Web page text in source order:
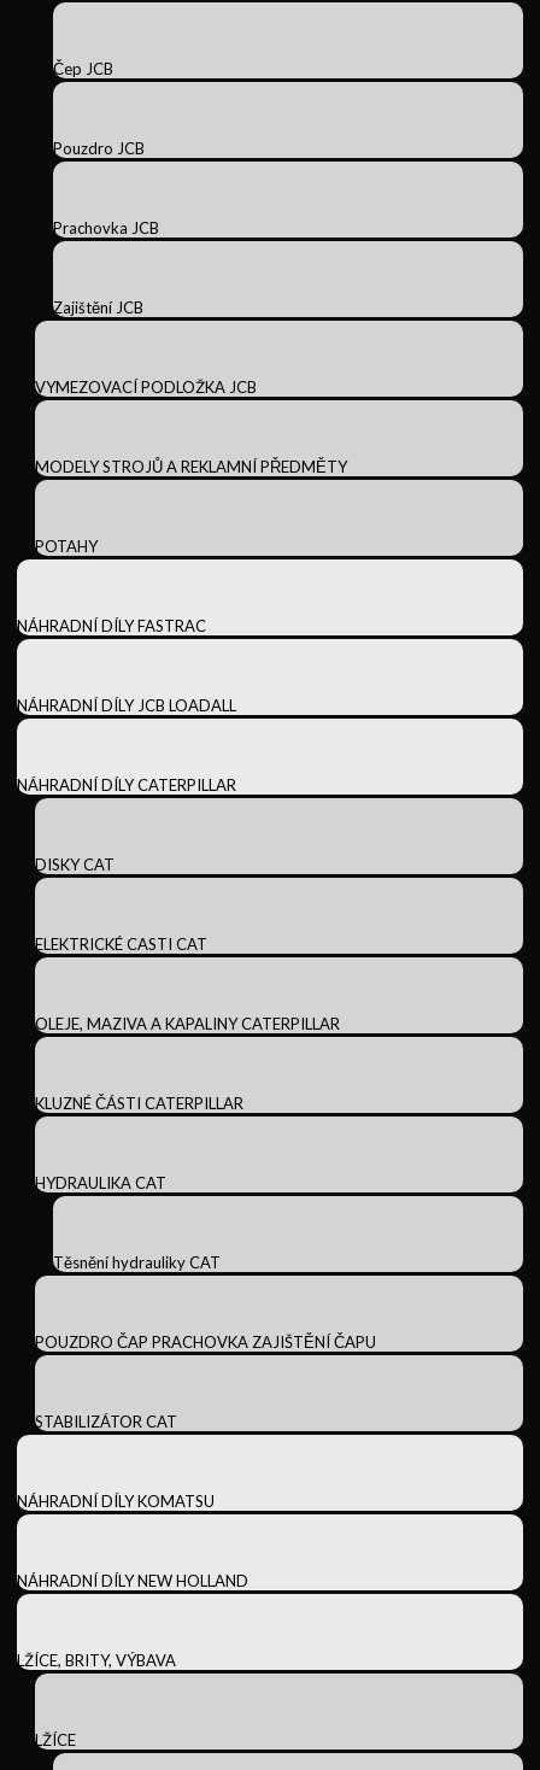
Čep JCB
Pouzdro JCB
Prachovka JCB
Zajištění JCB
VYMEZOVACÍ PODLOŽKA JCB
MODELY STROJŮ A REKLAMNÍ PŘEDMĚTY
POTAHY
NÁHRADNÍ DÍLY FASTRAC
NÁHRADNÍ DÍLY JCB LOADALL
NÁHRADNÍ DÍLY CATERPILLAR
DISKY CAT
ELEKTRICKÉ CASTI CAT
OLEJE, MAZIVA A KAPALINY CATERPILLAR
KLUZNÉ ČÁSTI CATERPILLAR
HYDRAULIKA CAT
Těsnění hydrauliky CAT
POUZDRO ČAP PRACHOVKA ZAJIŠTĚNÍ ČAPU
STABILIZÁTOR CAT
NÁHRADNÍ DÍLY KOMATSU
NÁHRADNÍ DÍLY NEW HOLLAND
LŽÍCE, BRITY, VÝBAVA
LŽÍCE